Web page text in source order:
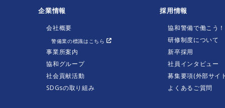
企業情報
会社概要
警備業の標識はこちら
事業所案内
協和グループ
社会貢献活動
SDGsの取り組み
採用情報
協和警備で働こう！
研修制度について
新卒採用
社員インタビュー
募集要項(外部サイ
よくあるご質問